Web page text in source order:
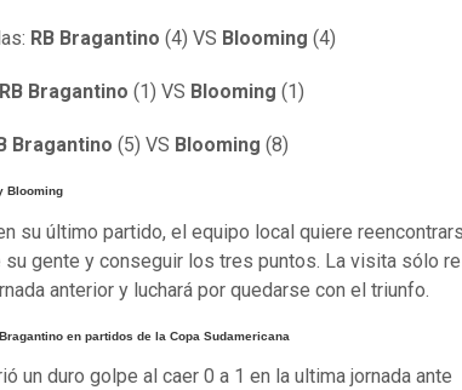
RB Bragantino (4) VS Blooming (4)
RB Bragantino (1) VS Blooming (1)
Bragantino (5) VS Blooming (8)
Blooming
su último partido, el equipo local quiere
gente y conseguir los tres puntos. La visita sólo
anterior y luchará por quedarse con el triunfo.
en partidos de la Copa Sudamericana
un duro golpe al caer 0 a 1 en la ultima jornada ante